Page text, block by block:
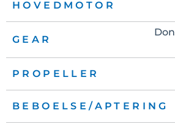
HOVEDMOTOR
GEAR
PROPELLER
BEBOELSE/APTERING